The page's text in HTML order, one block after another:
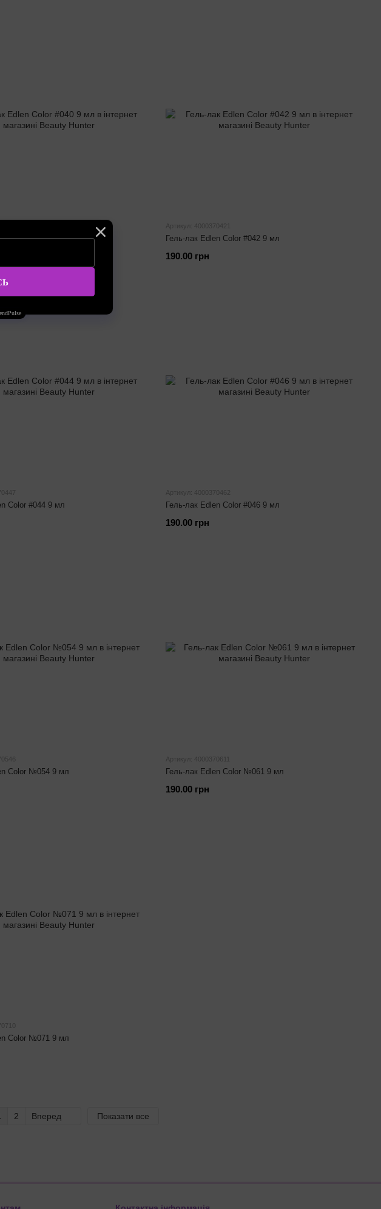
Color #040 9 мл
Артикул: 4000370421
Гель-лак Edlen Color #042 9 мл
190.00 грн
Color #044 9 мл
Артикул: 4000370462
Гель-лак Edlen Color #046 9 мл
190.00 грн
Color №054 9 мл
Артикул: 4000370611
Гель-лак Edlen Color №061 9 мл
190.00 грн
Color №071 9 мл
2 Вперед Показати все